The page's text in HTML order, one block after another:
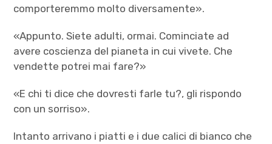
comporteremmo molto diversamente».
«Appunto. Siete adulti, ormai. Cominciate ad
avere coscienza del pianeta in cui vivete. Che
vendette potrei mai fare?»
«E chi ti dice che dovresti farle tu?, gli rispondo
con un sorriso».
Intanto arrivano i piatti e i due calici di bianco che